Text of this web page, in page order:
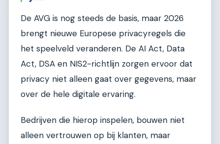
De AVG is nog steeds de basis, maar 2026
brengt nieuwe Europese privacyregels die
het speelveld veranderen. De AI Act, Data
Act, DSA en NIS2-richtlijn zorgen ervoor dat
privacy niet alleen gaat over gegevens, maar
over de hele digitale ervaring.
Bedrijven die hierop inspelen, bouwen niet
alleen vertrouwen op bij klanten, maar